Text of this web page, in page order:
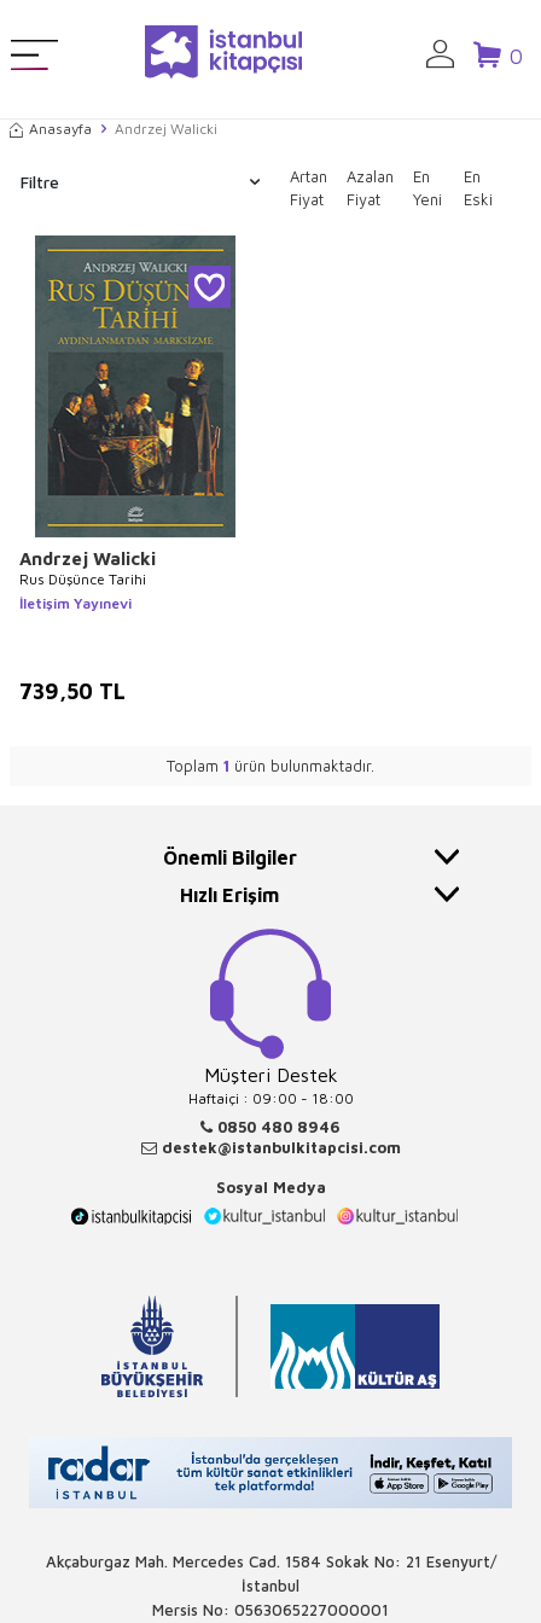
0
Anasayfa Andrzej Walicki
Filtre
Artan
Fiyat
Azalan
Fiyat
En
Yeni
En
Eski
Andrzej Walicki
Rus Düşünce Tarihi
İletişim Yayınevi
739,50 TL
Toplam 1 ürün bulunmaktadır.
Önemli Bilgiler
Hızlı Erişim
Müşteri Destek
Haftaiçi : 09:00 - 18:00
0850 480 8946
destek@istanbulkitapcisi.com
Sosyal Medya
Akçaburgaz Mah. Mercedes Cad. 1584 Sokak No: 21 Esenyurt/
İstanbul
Mersis No: 0563065227000001